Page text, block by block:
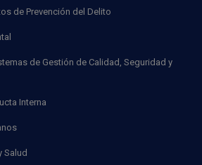
de Prevención del Delito
de Gestión de Calidad, Seguridad y
Interna
Salud